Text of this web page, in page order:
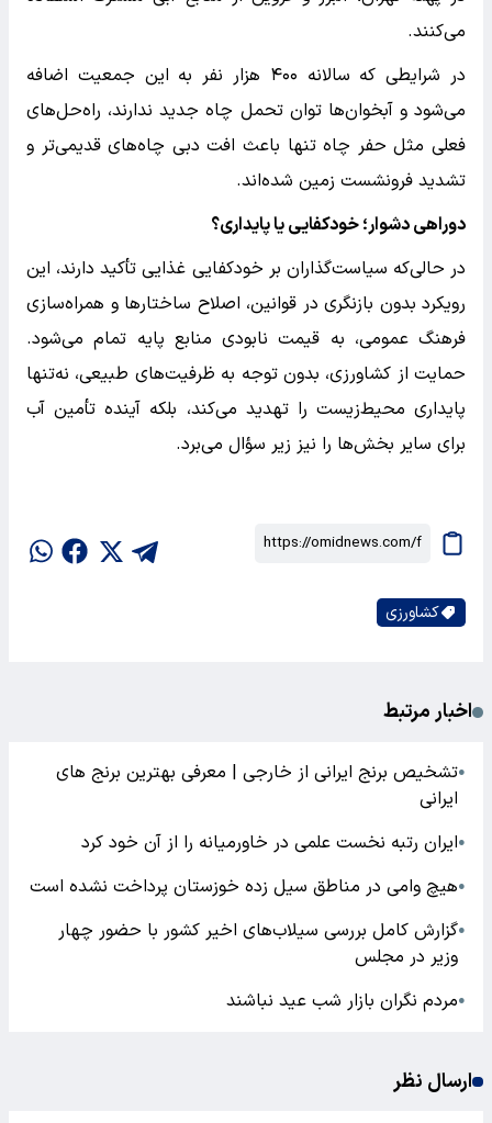
می‌کنند.
در شرایطی که سالانه ۴۰۰ هزار نفر به این جمعیت اضافه
می‌شود و آبخوان‌ها توان تحمل چاه جدید ندارند، راه‌حل‌های
فعلی مثل حفر چاه تنها باعث افت دبی چاه‌های قدیمی‌تر و
تشدید فرونشست زمین شده‌اند.
دوراهی دشوار؛ خودکفایی یا پایداری؟
در حالی‌که سیاست‌گذاران بر خودکفایی غذایی تأکید دارند، این
رویکرد بدون بازنگری در قوانین، اصلاح ساختارها و همراه‌سازی
فرهنگ عمومی، به قیمت نابودی منابع پایه تمام می‌شود.
حمایت از کشاورزی، بدون توجه به ظرفیت‌های طبیعی، نه‌تنها
پایداری محیط‌زیست را تهدید می‌کند، بلکه آینده تأمین آب
برای سایر بخش‌ها را نیز زیر سؤال می‌برد.
کشاورزی
اخبار مرتبط
●تشخیص برنج ایرانی از خارجی | معرفی بهترین برنج های
ایرانی
●ایران رتبه نخست علمی در خاورمیانه را از آن خود کرد
●هیچ وامی در مناطق سیل زده خوزستان پرداخت نشده است
●گزارش کامل بررسی سیلاب‌های اخیر کشور با حضور چهار
وزیر در مجلس
●مردم نگران بازار شب عید نباشند
ارسال نظر